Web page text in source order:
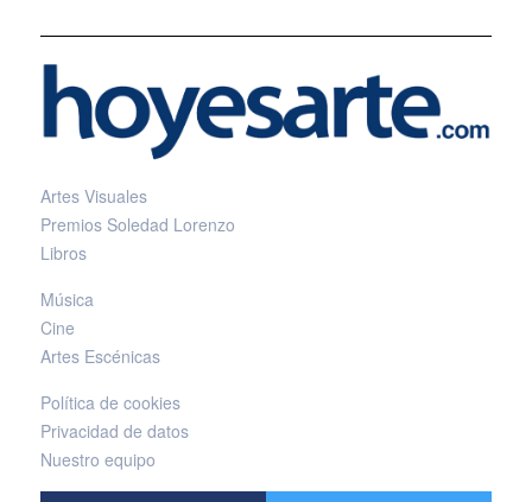
Artes Visuales
Premios Soledad Lorenzo
Libros
Música
Cine
Artes Escénicas
Política de cookies
Privacidad de datos
Nuestro equipo